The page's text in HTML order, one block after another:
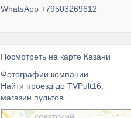
WhatsApp +79503269612
Посмотреть на карте Казани
Фотографии компании
Найти проезд до TVPult16,
магазин пультов